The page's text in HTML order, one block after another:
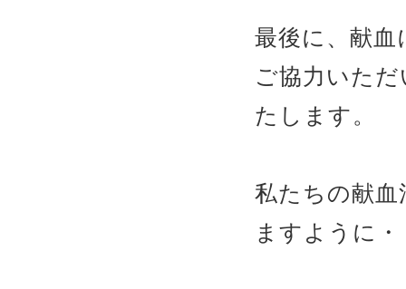
最後に、献
ご協力いた
たします。
私たちの献
ますように